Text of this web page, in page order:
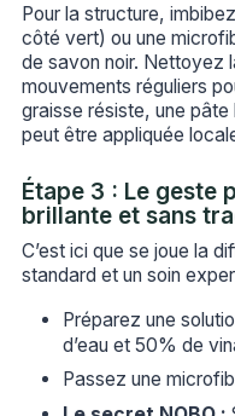
Pour la structure,
côté vert) ou une
de savon noir. Nettoyez
mouvements réguliers
graisse résiste, une pâte
peut être appliquée
Étape 3 : Le geste
brillante et sans
C’est ici que se joue la
standard et un soin
Préparez une
d’eau et 50% de
Passez une